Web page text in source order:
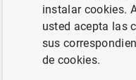
14 Febrero 2024
instalar cookies.
usted acepta las
sus
de cookies.